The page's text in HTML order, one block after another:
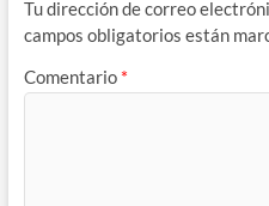
Tu dirección de correo
campos obligatorios están
Comentario *